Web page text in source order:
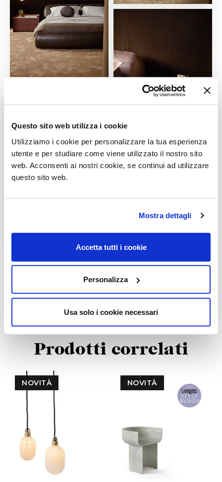
Questo sito web utilizza i cookie
Utilizziamo i cookie per personalizzare la tua esperienza
utente e per studiare come viene utilizzato il nostro sito
web. Acconsenti ai nostri cookie, se continui ad utilizzare
questo sito web.
Mostra dettagli
Accetta tutti i cookie
Personalizza
Usa solo i cookie necessari
Prodotti correlati
NOVITÀ NOVITÀ